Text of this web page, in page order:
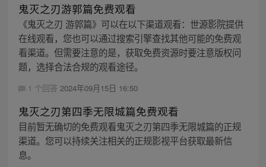
鬼灭之刃游郭篇免费观看
《鬼灭之刃 游郭篇》可以在以下渠道观看：世源影院提供
在线观看，您也可以通过搜索引擎查找其他可能的免费观
看渠道。但需要注意的是，获取免费资源时要注意版权问
题，选择合法合规的观看途径。
1 个回答 2024年09月15日 16:50
鬼灭之刃第四季无限城篇免费观看
目前暂无确切的免费观看鬼灭之刃第四季无限城篇的正规
渠道。您可以持续关注相关的正规影视平台获取最新信
息。